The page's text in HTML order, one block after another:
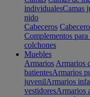
individualesCamas
nido
Cabeceros
Complementos
colchones
Muebles
Armarios Armarios
batientesArmarios
juvenilArmarios
vestidoresArmarios